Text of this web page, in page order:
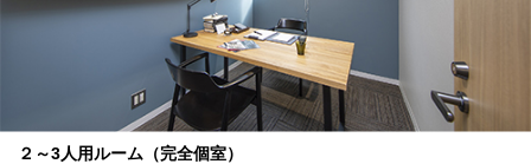
２～3人用ルーム（完全個室）